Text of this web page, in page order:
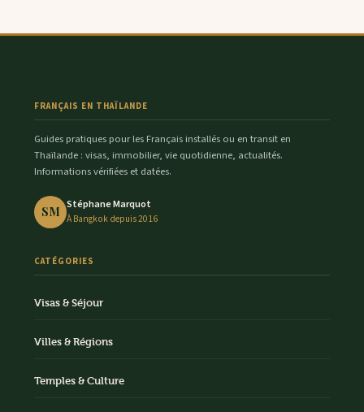
FRANÇAIS EN THAÏLANDE
Guides pratiques pour les Français installés ou en transit en
Thaïlande : visas, immobilier, vie quotidienne, actualités.
Informations vérifiées et datées.
SM Stéphane Marquot
À Bangkok depuis 2016
CATÉGORIES
Visas & Séjour
Villes & Régions
Temples & Culture